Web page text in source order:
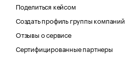
Поделиться кейсом
Создать профиль группы компаний
Отзывы о сервисе
Сертифицированные партнеры